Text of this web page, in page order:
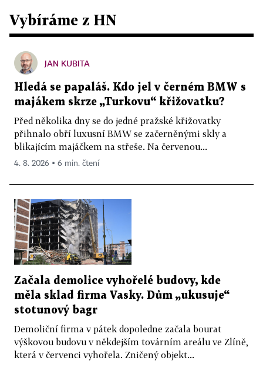
Vybíráme z HN
JAN KUBITA
Hledá se papaláš. Kdo jel v černém BMW s
majákem skrze „Turkovu“ křižovatku?
Před několika dny se do jedné pražské křižovatky
přihnalo obří luxusní BMW se začerněnými skly a
blikajícím majáčkem na střeše. Na červenou...
4. 8. 2026 ▪ 6 min. čtení
Začala demolice vyhořelé budovy, kde
měla sklad firma Vasky. Dům „ukusuje“
stotunový bagr
Demoliční firma v pátek dopoledne začala bourat
výškovou budovu v někdejším továrním areálu ve Zlíně,
která v červenci vyhořela. Zničený objekt...